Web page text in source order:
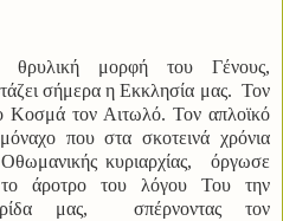
θρυλική μορφή του Γένους,
σήμερα η Εκκλησία μας. Τον
Κοσμά τον Αιτωλό. Τον απλοϊκό
που στα σκοτεινά χρόνια
κυριαρχίας, όργωσε
άροτρο του λόγου Του την
μας, σπέρνοντας τον